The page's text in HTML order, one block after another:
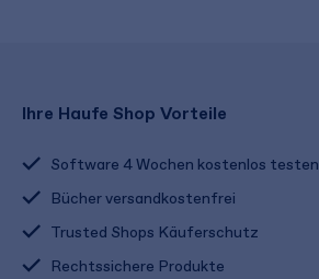
Ihre Haufe Shop Vorteile
Software 4 Wochen kostenlos testen
Bücher versandkostenfrei
Trusted Shops Käuferschutz
Rechtssichere Produkte